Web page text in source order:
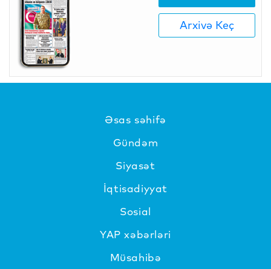
Arxivə Keç
Əsas səhifə
Gündəm
Siyasət
İqtisadiyyat
Sosial
YAP xəbərləri
Müsahibə